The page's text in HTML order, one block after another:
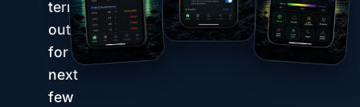
term
outlook
for the
next
few